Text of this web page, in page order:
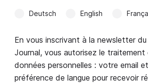
Deutsch English
En vous inscrivant à la newsletter
Journal, vous autorisez le traitement
données personnelles : votre email
préférence de langue pour recevoir